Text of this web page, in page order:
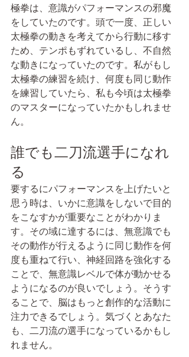
極拳は、意識がパフォーマンスの邪魔
をしていたのです。頭で一度、正しい
太極拳の動きを考えてから行動に移す
ため、テンポもずれているし、不自然
な動きになっていたのです。私がもし
太極拳の練習を続け、何度も同じ動作
を練習していたら、私も今頃は太極拳
のマスターになっていたかもしれませ
ん。
誰でも二刀流選手になれ
る
要するにパフォーマンスを上げたいと
思う時は、いかに意識をしないで目的
をこなすかが重要なことがわかりま
す。その域に達するには、無意識でも
その動作が行えるように同じ動作を何
度も重ねて行い、神経回路を強化する
ことで、無意識レベルで体が動かせる
ようになるのが良いでしょう。そうす
ることで、脳はもっと創作的な活動に
注力できるでしょう。気づくとあなた
も、二刀流の選手になっているかもし
れません。